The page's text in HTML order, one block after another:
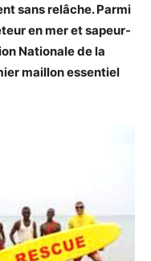
sans relâche. Parmi
en mer et sapeur-
Nationale de la
maillon essentiel